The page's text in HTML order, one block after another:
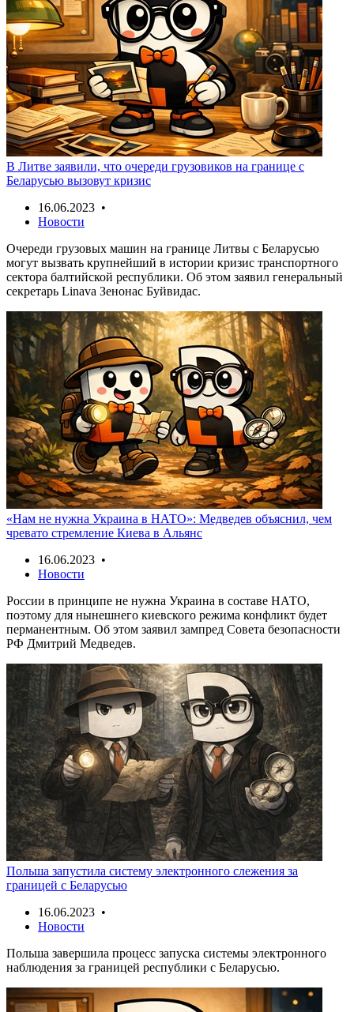
В Литве заявили, что очереди грузовиков на границе с
Беларусью вызовут кризис
16.06.2023 •
Новости
Очереди грузовых машин на границе Литвы с Беларусью
могут вызвать крупнейший в истории кризис транспортного
сектора балтийской республики. Об этом заявил генеральный
секретарь Linava Зенонас Буйвидас.
«Нам не нужна Украина в НАТО»: Медведев объяснил, чем
чревато стремление Киева в Альянс
16.06.2023 •
Новости
России в принципе не нужна Украина в составе НАТО,
поэтому для нынешнего киевского режима конфликт будет
перманентным. Об этом заявил зампред Совета безопасности
РФ Дмитрий Медведев.
Польша запустила систему электронного слежения за
границей с Беларусью
16.06.2023 •
Новости
Польша завершила процесс запуска системы электронного
наблюдения за границей республики с Беларусью.